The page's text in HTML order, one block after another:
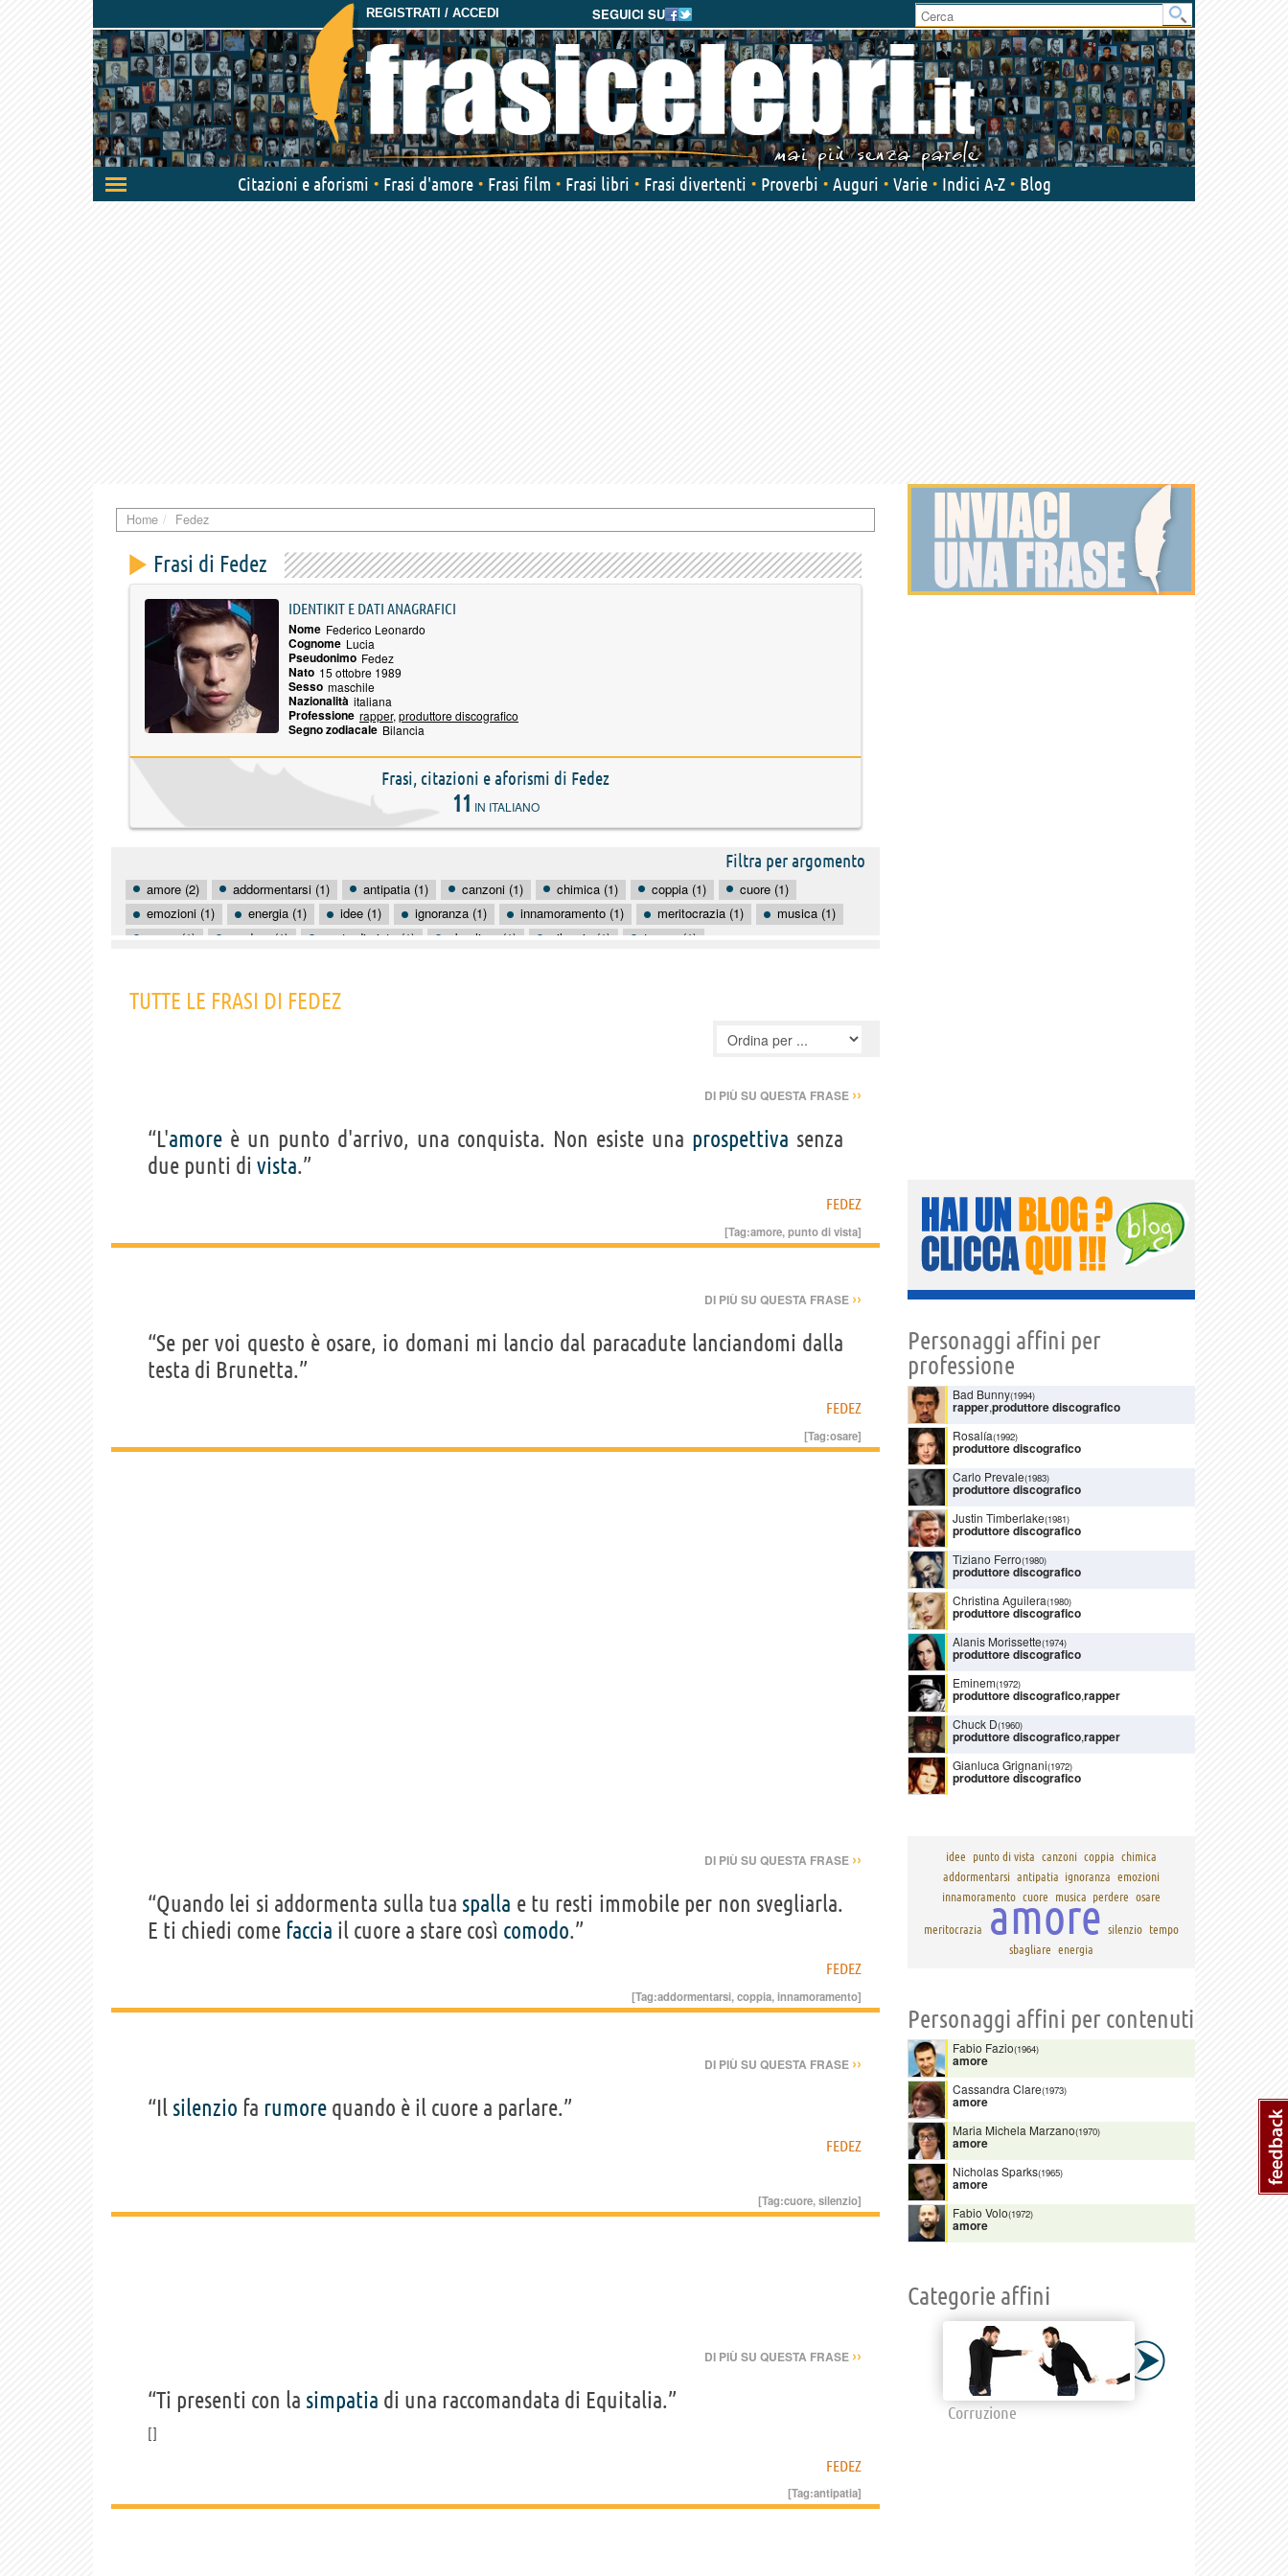
SEGUICI SU
REGISTRATI / ACCEDI
Attiva/disattiva
navigazione
User
area
Citazioni e aforismi Frasi d'amore Frasi film Frasi libri Frasi divertenti Proverbi Auguri Varie Indici A-Z Blog
Home Fedez
Frasi di Fedez
IDENTIKIT E DATI ANAGRAFICI
Nome Federico Leonardo
Cognome Lucia
Pseudonimo Fedez
Nato 15 ottobre 1989
Sesso maschile
Nazionalità italiana
Professione rapper, produttore discografico
Segno zodiacale Bilancia
Frasi, citazioni e aforismi di Fedez
11 IN ITALIANO
Filtra per argomento
amore (2) addormentarsi (1) antipatia (1) canzoni (1) chimica (1) coppia (1)
cuore (1)
emozioni (1)
energia (1) idee (1) ignoranza (1) innamoramento (1) meritocrazia (1)
musica (1)
osare (1)
perdere (1) punto di vista (1) sbagliare (1) silenzio (1) tempo (1)
TUTTE LE FRASI DI FEDEZ
DI PIÙ SU QUESTA FRASE ››
“L'amore è un punto d'arrivo, una conquista. Non esiste una prospettiva senza
due punti di vista.”
FEDEZ
[Tag:amore,punto di vista]
DI PIÙ SU QUESTA FRASE ››
“Se per voi questo è osare, io domani mi lancio dal paracadute lanciandomi dalla
testa di Brunetta.”
FEDEZ
[Tag:osare]
DI PIÙ SU QUESTA FRASE ››
“Quando lei si addormenta sulla tua spalla e tu resti immobile per non svegliarla.
E ti chiedi come faccia il cuore a stare così comodo.”
FEDEZ
[Tag:addormentarsi,coppia,innamoramento]
DI PIÙ SU QUESTA FRASE ››
“Il silenzio fa rumore quando è il cuore a parlare.”
FEDEZ
[Tag:cuore,silenzio]
DI PIÙ SU QUESTA FRASE ››
“Ti presenti con la simpatia di una raccomandata di Equitalia.”
FEDEZ
[Tag:antipatia]
Personaggi affini per
professione
Bad Bunny(1994)
rapper,produttore discografico
Rosalía(1992)
produttore discografico
Carlo Prevale(1983)
produttore discografico
Justin Timberlake(1981)
produttore discografico
Tiziano Ferro(1980)
produttore discografico
Christina Aguilera(1980)
produttore discografico
Alanis Morissette(1974)
produttore discografico
Eminem(1972)
produttore discografico,rapper
Chuck D(1960)
produttore discografico,rapper
Gianluca Grignani(1972)
produttore discografico
idee punto di vista canzoni coppia chimica
addormentarsi antipatia ignoranza emozioni
innamoramento cuore musica perdere osare
meritocrazia amore silenzio tempo
sbagliare energia
Personaggi affini per contenuti
Fabio Fazio(1964)
amore
Cassandra Clare(1973)
amore
Maria Michela Marzano(1970)
amore
Nicholas Sparks(1965)
amore
Fabio Volo(1972)
amore
Categorie affini
Corruzione